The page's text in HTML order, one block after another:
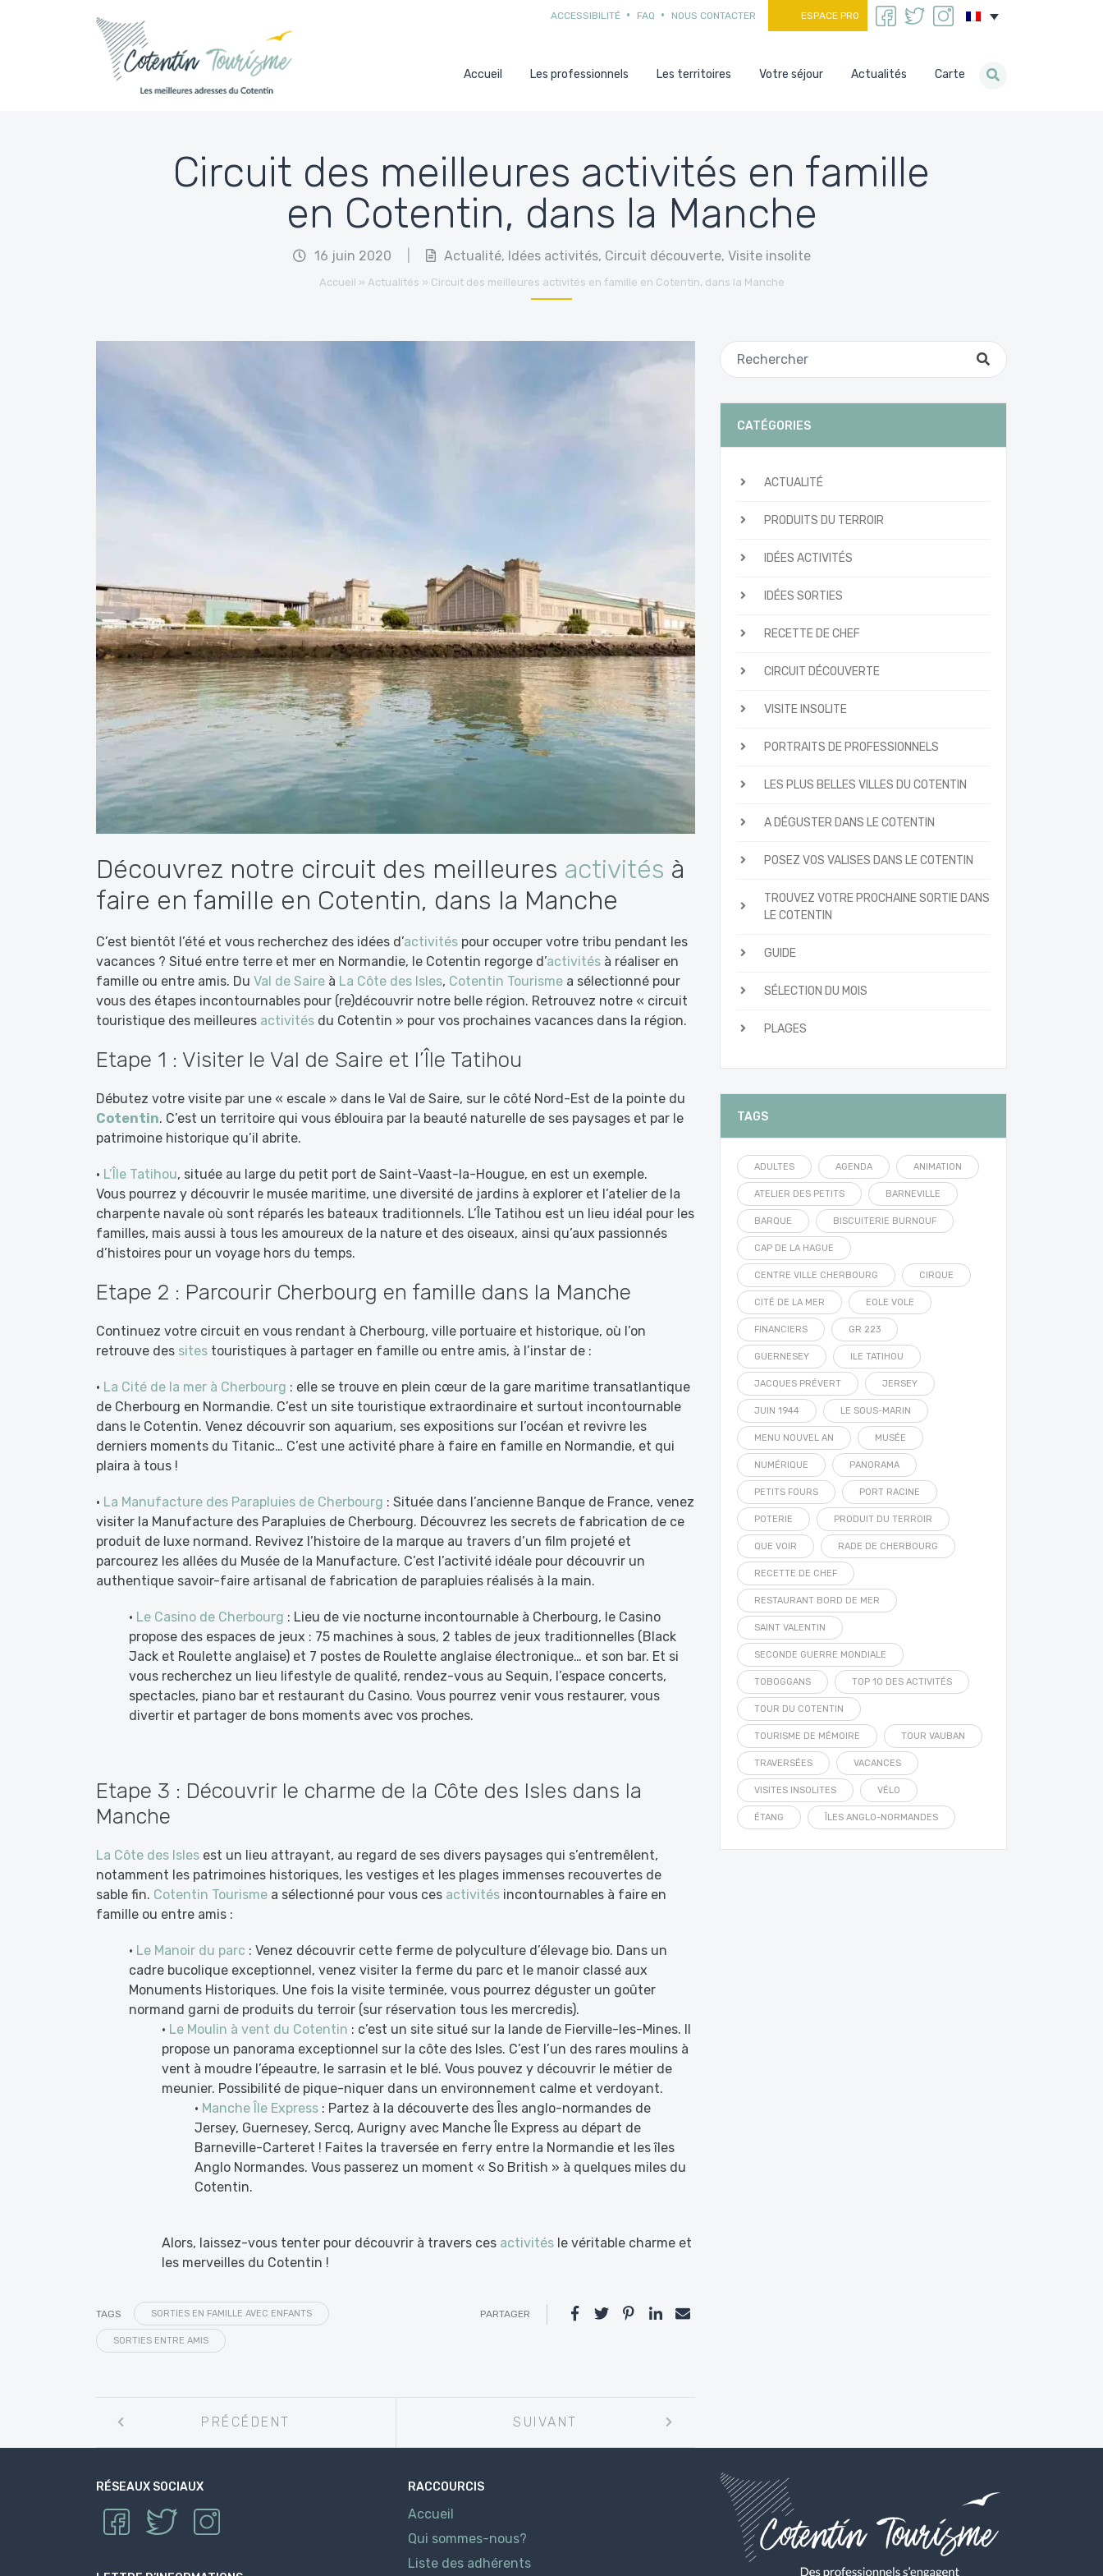
ACCESSIBILITÉ FAQ NOUS CONTACTER ESPACE PRO
Accueil Les professionnels Les territoires Votre séjour Actualités Carte
Circuit des meilleures activités en famille
en Cotentin, dans la Manche
16 juin 2020 Actualité, Idées activités, Circuit découverte, Visite insolite
Accueil » Actualités » Circuit des meilleures activités en famille en Cotentin, dans la Manche
Découvrez notre circuit des meilleures activités à
faire en famille en Cotentin, dans la Manche
C’est bientôt l’été et vous recherchez des idées d’activités pour occuper votre tribu pendant les
vacances ? Situé entre terre et mer en Normandie, le Cotentin regorge d’activités à réaliser en
famille ou entre amis. Du Val de Saire à La Côte des Isles, Cotentin Tourisme a sélectionné pour
vous des étapes incontournables pour (re)découvrir notre belle région. Retrouvez notre « circuit
touristique des meilleures activités du Cotentin » pour vos prochaines vacances dans la région.
Etape 1 : Visiter le Val de Saire et l’Île Tatihou
Débutez votre visite par une « escale » dans le Val de Saire, sur le côté Nord-Est de la pointe du
Cotentin. C’est un territoire qui vous éblouira par la beauté naturelle de ses paysages et par le
patrimoine historique qu’il abrite.
• L’Île Tatihou, située au large du petit port de Saint-Vaast-la-Hougue, en est un exemple.
Vous pourrez y découvrir le musée maritime, une diversité de jardins à explorer et l’atelier de la
charpente navale où sont réparés les bateaux traditionnels. L’Île Tatihou est un lieu idéal pour les
familles, mais aussi à tous les amoureux de la nature et des oiseaux, ainsi qu’aux passionnés
d’histoires pour un voyage hors du temps.
Etape 2 : Parcourir Cherbourg en famille dans la Manche
Continuez votre circuit en vous rendant à Cherbourg, ville portuaire et historique, où l’on
retrouve des sites touristiques à partager en famille ou entre amis, à l’instar de :
• La Cité de la mer à Cherbourg : elle se trouve en plein cœur de la gare maritime transatlantique
de Cherbourg en Normandie. C’est un site touristique extraordinaire et surtout incontournable
dans le Cotentin. Venez découvrir son aquarium, ses expositions sur l’océan et revivre les
derniers moments du Titanic… C’est une activité phare à faire en famille en Normandie, et qui
plaira à tous !
• La Manufacture des Parapluies de Cherbourg : Située dans l’ancienne Banque de France, venez
visiter la Manufacture des Parapluies de Cherbourg. Découvrez les secrets de fabrication de ce
produit de luxe normand. Revivez l’histoire de la marque au travers d’un film projeté et
parcourez les allées du Musée de la Manufacture. C’est l’activité idéale pour découvrir un
authentique savoir-faire artisanal de fabrication de parapluies réalisés à la main.
• Le Casino de Cherbourg : Lieu de vie nocturne incontournable à Cherbourg, le Casino
propose des espaces de jeux : 75 machines à sous, 2 tables de jeux traditionnelles (Black
Jack et Roulette anglaise) et 7 postes de Roulette anglaise électronique… et son bar. Et si
vous recherchez un lieu lifestyle de qualité, rendez-vous au Sequin, l’espace concerts,
spectacles, piano bar et restaurant du Casino. Vous pourrez venir vous restaurer, vous
divertir et partager de bons moments avec vos proches.
Etape 3 : Découvrir le charme de la Côte des Isles dans la
Manche
La Côte des Isles est un lieu attrayant, au regard de ses divers paysages qui s’entremêlent,
notamment les patrimoines historiques, les vestiges et les plages immenses recouvertes de
sable fin. Cotentin Tourisme a sélectionné pour vous ces activités incontournables à faire en
famille ou entre amis :
• Le Manoir du parc : Venez découvrir cette ferme de polyculture d’élevage bio. Dans un
cadre bucolique exceptionnel, venez visiter la ferme du parc et le manoir classé aux
Monuments Historiques. Une fois la visite terminée, vous pourrez déguster un goûter
normand garni de produits du terroir (sur réservation tous les mercredis).
• Le Moulin à vent du Cotentin : c’est un site situé sur la lande de Fierville-les-Mines. Il
propose un panorama exceptionnel sur la côte des Isles. C’est l’un des rares moulins à
vent à moudre l’épeautre, le sarrasin et le blé. Vous pouvez y découvrir le métier de
meunier. Possibilité de pique-niquer dans un environnement calme et verdoyant.
• Manche Île Express : Partez à la découverte des Îles anglo-normandes de
Jersey, Guernesey, Sercq, Aurigny avec Manche Île Express au départ de
Barneville-Carteret ! Faites la traversée en ferry entre la Normandie et les îles
Anglo Normandes. Vous passerez un moment « So British » à quelques miles du
Cotentin.
Alors, laissez-vous tenter pour découvrir à travers ces activités le véritable charme et
les merveilles du Cotentin !
TAGS SORTIES EN FAMILLE AVEC ENFANTS
SORTIES ENTRE AMIS
PARTAGER
entre
articles
PRÉCÉDENT SUIVANT
CATÉGORIES
ACTUALITÉ
PRODUITS DU TERROIR
IDÉES ACTIVITÉS
IDÉES SORTIES
RECETTE DE CHEF
CIRCUIT DÉCOUVERTE
VISITE INSOLITE
PORTRAITS DE PROFESSIONNELS
LES PLUS BELLES VILLES DU COTENTIN
A DÉGUSTER DANS LE COTENTIN
POSEZ VOS VALISES DANS LE COTENTIN
TROUVEZ VOTRE PROCHAINE SORTIE DANS
LE COTENTIN
GUIDE
SÉLECTION DU MOIS
PLAGES
TAGS
ADULTES AGENDA ANIMATION
ATELIER DES PETITS BARNEVILLE
BARQUE BISCUITERIE BURNOUF
CAP DE LA HAGUE
CENTRE VILLE CHERBOURG CIRQUE
CITÉ DE LA MER EOLE VOLE
FINANCIERS GR 223
GUERNESEY ILE TATIHOU
JACQUES PRÉVERT JERSEY
JUIN 1944 LE SOUS-MARIN
MENU NOUVEL AN MUSÉE
NUMÉRIQUE PANORAMA
PETITS FOURS PORT RACINE
POTERIE PRODUIT DU TERROIR
QUE VOIR RADE DE CHERBOURG
RECETTE DE CHEF
RESTAURANT BORD DE MER
SAINT VALENTIN
SECONDE GUERRE MONDIALE
TOBOGGANS TOP 10 DES ACTIVITÉS
TOUR DU COTENTIN
TOURISME DE MÉMOIRE TOUR VAUBAN
TRAVERSÉES VACANCES
VISITES INSOLITES VÉLO
ÉTANG ÎLES ANGLO-NORMANDES
RÉSEAUX SOCIAUX RACCOURCIS
Accueil
Qui sommes-nous?
Liste des adhérents